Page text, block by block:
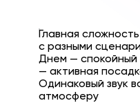
Главная
с разными
Днем — спокойный
— активная
Одинаковый звук
атмосферу